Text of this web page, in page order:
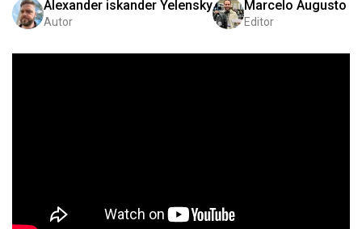
Alexander iskander Yelensky
Autor
Marcelo Augusto
Editor